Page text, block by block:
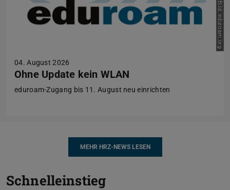
Bild: eduroam.org
04. August 2026
Ohne Update kein WLAN
eduroam-Zugang bis 11. August neu einrichten
MEHR HRZ-NEWS LESEN
Schnelleinstieg